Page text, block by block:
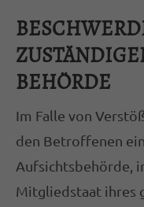
BEHÖRDE
Im Falle von
den Betroffenen
Aufsichtsbehörde,
Mitgliedstaat ihres